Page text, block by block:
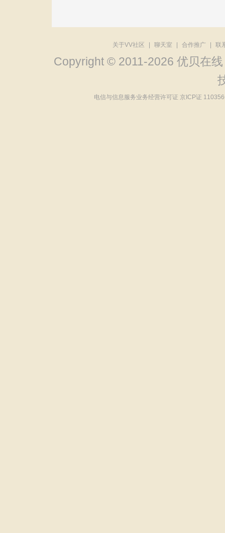
关于VV社区 聊天室 合作推广 联
Copyright © 2011-2026 优贝在
电信与信息服务业务经营许可证 京ICP证